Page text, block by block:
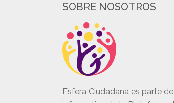
SOBRE NOSOTROS
Esfera Ciudadana es parte